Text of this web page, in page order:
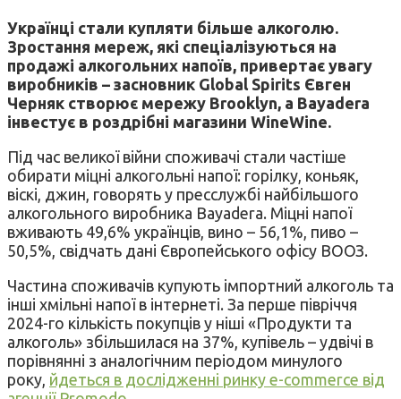
Українці стали купляти більше алкоголю.
Зростання мереж, які спеціалізуються на
продажі алкогольних напоїв, привертає увагу
виробників – засновник Global Spirits Євген
Черняк створює мережу Brooklyn, а Bayadera
інвестує в роздрібні магазини WineWine.
Під час великої війни споживачі стали частіше
обирати міцні алкогольні напої: горілку, коньяк,
віскі, джин, говорять у пресслужбі найбільшого
алкогольного виробника Bayadera. Міцні напої
вживають 49,6% українців, вино – 56,1%, пиво –
50,5%, свідчать дані Європейського офісу ВООЗ.
Частина споживачів купують імпортний алкоголь та
інші хмільні напої в інтернеті. За перше півріччя
2024-го кількість покупців у ніші «Продукти та
алкоголь» збільшилася на 37%, купівель – удвічі в
порівнянні з аналогічним періодом минулого
року, йдеться в дослідженні ринку e-commerce від